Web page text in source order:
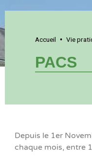
Accueil • Vie
PACS
Depuis le 1er
chaque mois, entre